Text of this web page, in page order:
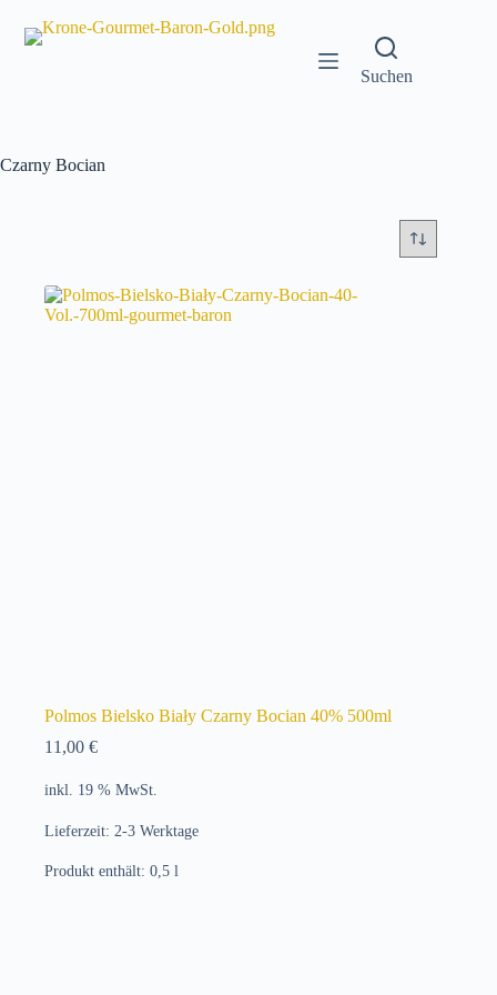
Inhalt
springen
Suchen
Czarny Bocian
Polmos Bielsko Biały Czarny Bocian 40% 500ml
11,00 €
inkl. 19 % MwSt.
Lieferzeit: 2-3 Werktage
Produkt enthält: 0,5 l